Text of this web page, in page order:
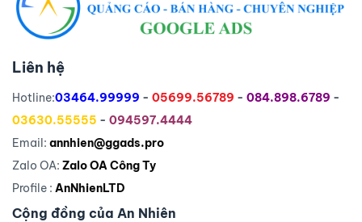
Liên hệ
Hotline:03464.99999 - 05699.56789 - 084.898.6789 -
03630.55555 - 094597.4444
Email: annhien@ggads.pro
Zalo OA: Zalo OA Công Ty
Profile : AnNhienLTD
Cộng đồng của An Nhiên